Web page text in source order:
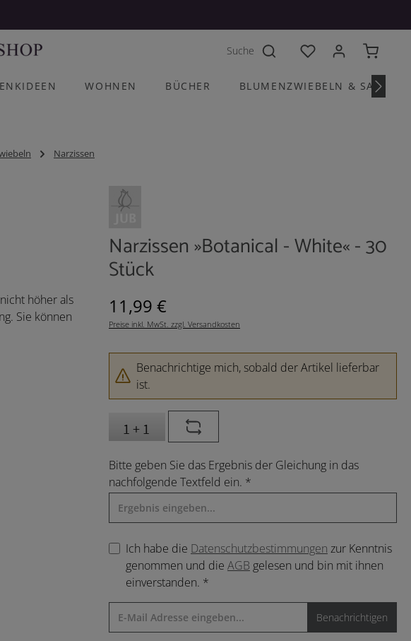
Du hast 0 Produkte
WOHNEN BÜCHER BLUMENZWIEBELN &
Narzissen
Narzissen »Botanical - White« - 30
Stück
Regulärer Preis:
11,99 €
Preise inkl. MwSt. zzgl. Versandkosten
Benachrichtige mich, sobald der Artikel lieferbar
ist.
Bitte geben Sie das Ergebnis der Gleichung in das
nachfolgende Textfeld ein. *
Ich habe die Datenschutzbestimmungen zur Kenntnis
genommen und die AGB gelesen und bin mit ihnen
einverstanden. *
Benachrichtigen
höher als
Sie können